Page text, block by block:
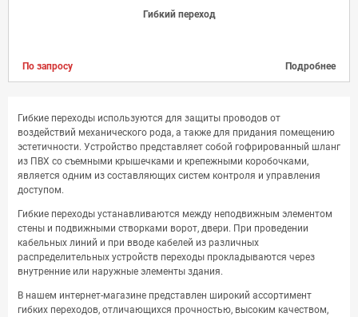
Гибкий переход
По запросу Подробнее
Гибкие переходы используются для защиты проводов от
воздействий механического рода, а также для придания помещению
эстетичности. Устройство представляет собой гофрированный шланг
из ПВХ со съемными крышечками и крепежными коробочками,
является одним из составляющих систем контроля и управления
доступом.
Гибкие переходы устанавливаются между неподвижным элементом
стены и подвижными створками ворот, двери. При проведении
кабельных линий и при вводе кабелей из различных
распределительных устройств переходы прокладываются через
внутренние или наружные элементы здания.
В нашем интернет-магазине представлен широкий ассортимент
гибких переходов, отличающихся прочностью, высоким качеством,